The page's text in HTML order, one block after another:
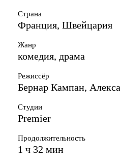
Страна
Франция, Швейцария
Жанр
комедия, драма
Режиссёр
Бернар Кампан,
Студии
Premier
Продолжительность
1 ч 32 мин